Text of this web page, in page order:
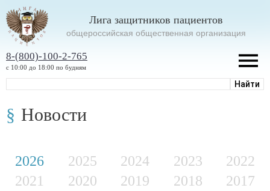
Лига защитников пациентов
oбщероссийская общественная организация
8-(800)-100-2-765
с 10:00 до 18:00 по будням
Новости
2026 2025 2024 2023
2022
2021
2020 2019 2018
2017